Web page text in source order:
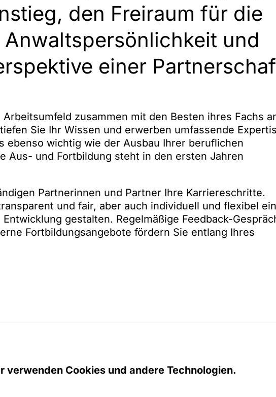
verwenden Cookies und andere Technologien.
den Freiraum für die
und
einer
zusammen mit den Besten ihres Fachs
Sie Ihr Wissen und erwerben umfassende
ebenso wichtig wie der Ausbau Ihrer beruflichen
Aus- und Fortbildung steht in den ersten Jahren
Partnerinnen und Partner Ihre Karriereschritte.
und fair, aber auch individuell und flexibel
gestalten. Regelmäßige Feedback-
Fortbildungsangebote fördern Sie entlang Ihres